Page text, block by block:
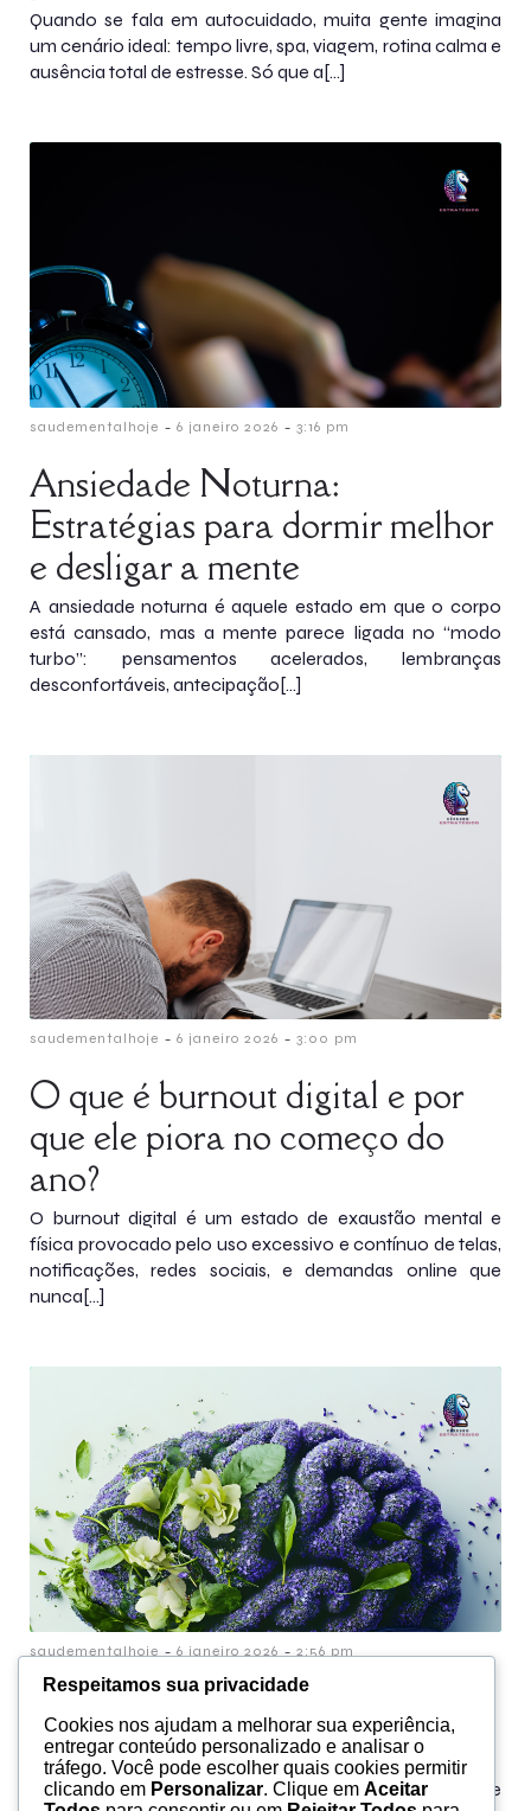
Quando se fala em autocuidado, muita gente imagina
um cenário ideal: tempo livre, spa, viagem, rotina calma e
ausência total de estresse. Só que a[…]
saudementalhoje - 6 janeiro 2026 - 3:16 pm
Ansiedade Noturna:
Estratégias para dormir melhor
e desligar a mente
A ansiedade noturna é aquele estado em que o corpo
está cansado, mas a mente parece ligada no “modo
turbo”: pensamentos acelerados, lembranças
desconfortáveis, antecipação[…]
saudementalhoje - 6 janeiro 2026 - 3:00 pm
O que é burnout digital e por
que ele piora no começo do
ano?
O burnout digital é um estado de exaustão mental e
física provocado pelo uso excessivo e contínuo de telas,
notificações, redes sociais, e demandas online que
nunca[…]
saudementalhoje - 6 janeiro 2026 - 2:56 pm
Janeiro Branco e o poder de
recomeçar
O mês de janeiro traz uma sensação coletiva de
Respeitamos sua privacidade
Cookies nos ajudam a melhorar sua experiência,
entregar conteúdo personalizado e analisar o
tráfego. Você pode escolher quais cookies permitir
clicando em Personalizar. Clique em Aceitar